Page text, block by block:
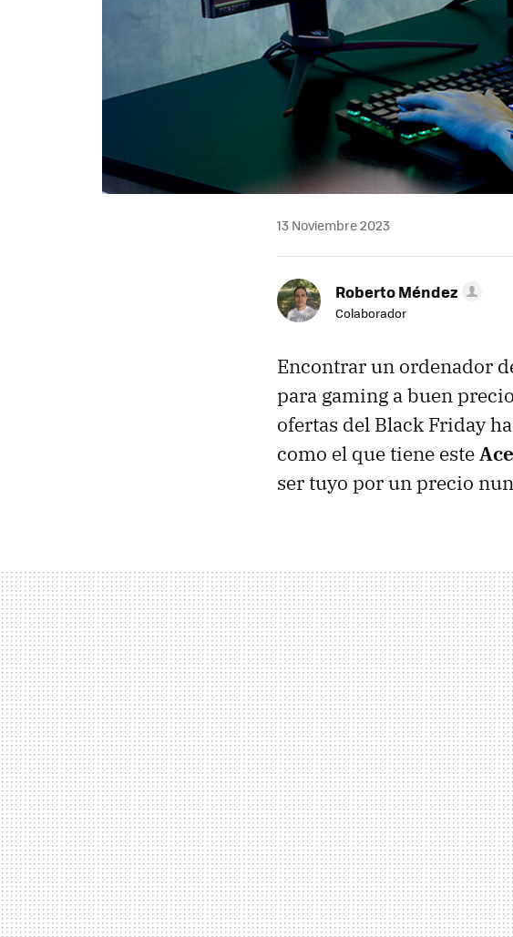
13 Noviembre 2023
Roberto Méndez
Colaborador
Encontrar un ordenador
para gaming a buen
ofertas del Black Friday
como el que tiene este
ser tuyo por un precio